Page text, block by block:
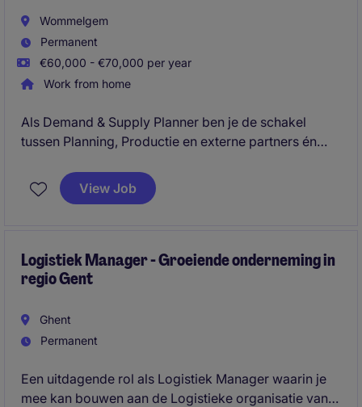
Wommelgem
Permanent
€60,000 - €70,000 per year
Work from home
Als Demand & Supply Planner ben je de schakel
tussen Planning, Productie en externe partners én
capaciteit om een stabiele Supply Chain te
garanderen.
View Job
Logistiek Manager - Groeiende onderneming in
regio Gent
Ghent
Permanent
Een uitdagende rol als Logistiek Manager waarin je
mee kan bouwen aan de Logistieke organisatie van